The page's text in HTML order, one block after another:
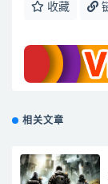
收藏
相关文章